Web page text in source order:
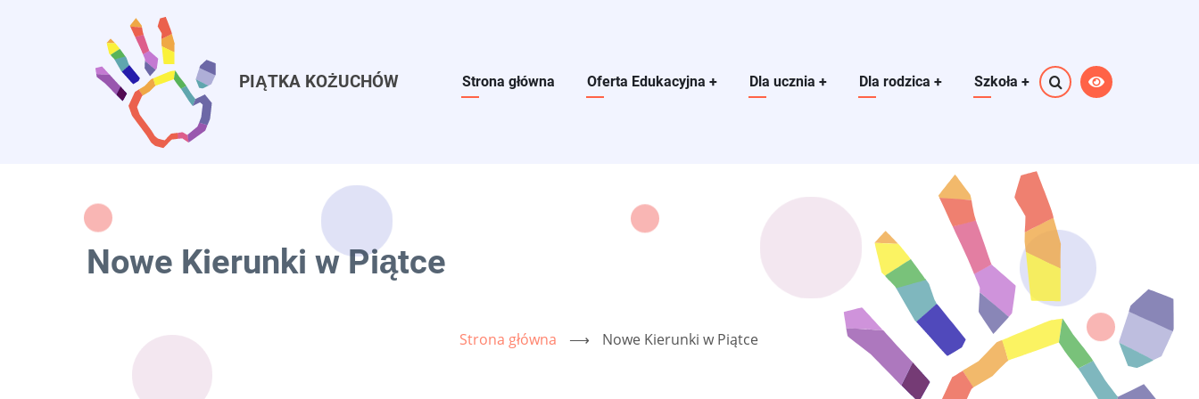
PIĄTKA KOŻUCHÓW Main navigation
Strona główna Oferta Edukacyjna + Dla ucznia + Dla rodzica + Szkoła +
Nowe Kierunki w Piątce
Strona główna ⟶ Nowe Kierunki w Piątce